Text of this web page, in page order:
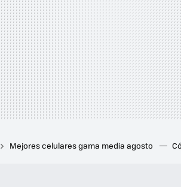
Mejores celulares gama media agosto